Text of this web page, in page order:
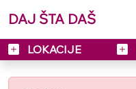
DAJ ŠTA DAŠ
LOKACIJE